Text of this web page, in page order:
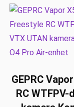
GEPRC
RC